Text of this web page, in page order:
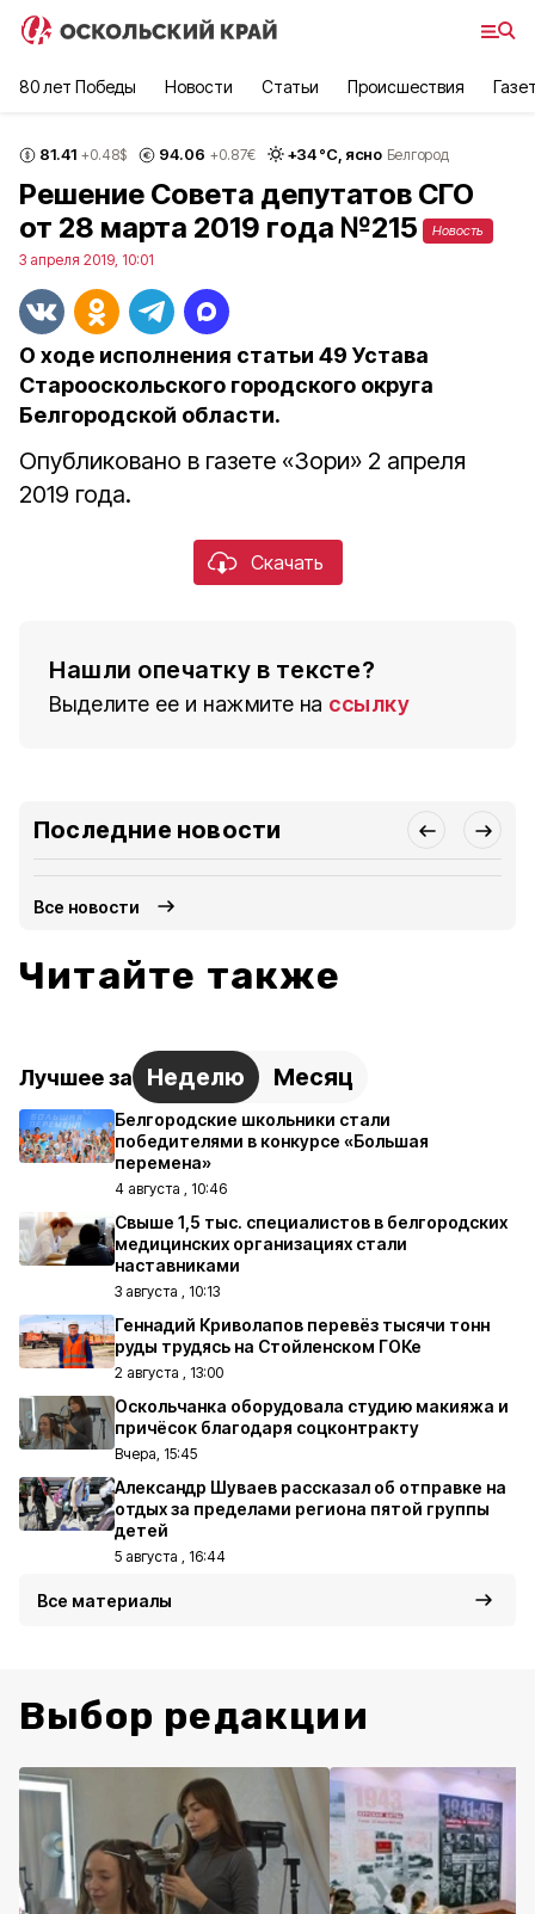
80 лет Победы Новости Статьи Происшествия
81.41 +0.48$ 94.06 +0.87€ +34°С, ясно Белгород
Решение Совета депутатов СГО
от 28 марта 2019 года №215
Новость
3 апреля 2019, 10:01
О ходе исполнения статьи 49 Устава
Старооскольского городского округа
Белгородской области.
Опубликовано в газете «Зори» 2 апреля
2019 года.
Скачать
Нашли опечатку в тексте?
Выделите ее и нажмите на ссылку
Последние новости
Все новости
Читайте также
Лучшее за Неделю Месяц
Белгородские школьники стали
победителями в конкурсе «Большая
перемена»
4 августа , 10:46
Свыше 1,5 тыс. специалистов в белгородских
медицинских организациях стали
наставниками
3 августа , 10:13
Геннадий Криволапов перевёз тысячи тонн
руды трудясь на Стойленском ГОКе
2 августа , 13:00
Оскольчанка оборудовала студию макияжа и
причёсок благодаря соцконтракту
Вчера, 15:45
Александр Шуваев рассказал об отправке на
отдых за пределами региона пятой группы
детей
5 августа , 16:44
Все материалы
Выбор редакции